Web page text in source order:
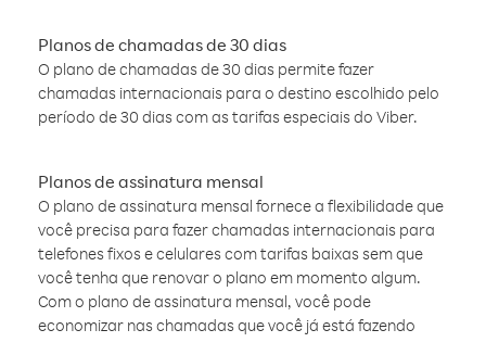
Planos de chamadas de 30 dias
O plano de chamadas de 30 dias permite fazer
chamadas internacionais para o destino escolhido pelo
período de 30 dias com as tarifas especiais do Viber.
Planos de assinatura mensal
O plano de assinatura mensal fornece a flexibilidade que
você precisa para fazer chamadas internacionais para
telefones fixos e celulares com tarifas baixas sem que
você tenha que renovar o plano em momento algum.
Com o plano de assinatura mensal, você pode
economizar nas chamadas que você já está fazendo